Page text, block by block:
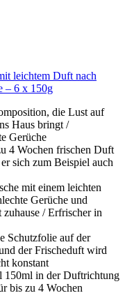
leichtem Duft nach
– 6 x 150g
die Lust auf
Haus bringt /
Gerüche
4 Wochen frischen Duft
sich zum Beispiel auch
mit einem leichten
Gerüche und
/ Erfrischer in
Schutzfolie auf der
der Frischeduft wird
konstant
in der Duftrichtung
bis zu 4 Wochen